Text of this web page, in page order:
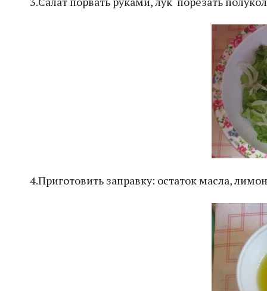
4.Приготовить заправку: остаток масла,